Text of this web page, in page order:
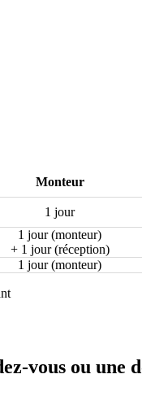
Monteur
1 jour
1 jour (monteur)
+ 1 jour (réception)
1 jour (monteur)
vous ou une